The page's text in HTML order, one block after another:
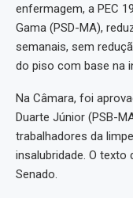
enfermagem, a PEC
Gama (PSD-MA),
semanais, sem
do piso com base na
Na Câmara, foi
Duarte Júnior (PSB-
trabalhadores da
insalubridade. O texto
Senado.